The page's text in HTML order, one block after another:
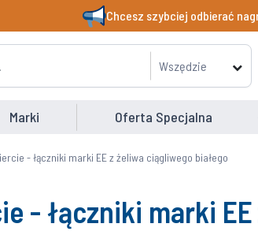
Chcesz szybciej odbierać
Wszędzie
Marki Oferta Specjalna
- łączniki marki EE z żeliwa ciągliwego białego
- łączniki marki